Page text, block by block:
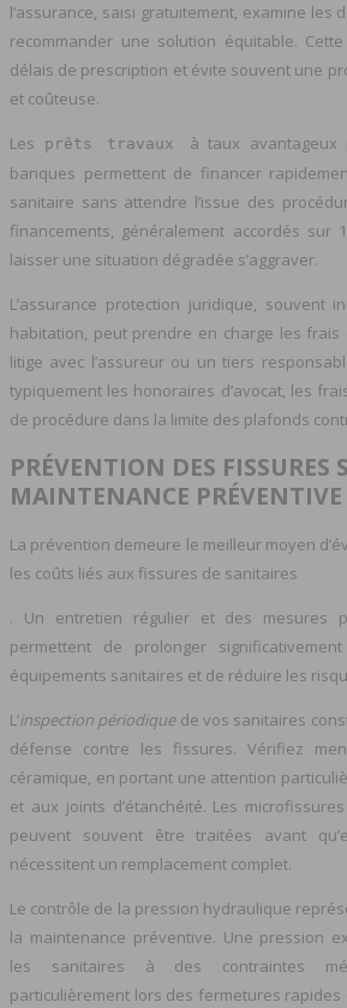
l’assurance, saisi gratuitement, examine les
recommander une solution équitable.
délais de prescription et évite souvent une
et coûteuse.
Les prêts travaux à taux avantageux
banques permettent de financer
sanitaire sans attendre l’issue des
financements, généralement accordés sur
laisser une situation dégradée s’aggraver.
L’assurance protection juridique, souvent
habitation, peut prendre en charge les
litige avec l’assureur ou un tiers
typiquement les honoraires d’avocat, les
de procédure dans la limite des plafonds
PRÉVENTION DES FISSURES
MAINTENANCE PRÉVENTIVE
La prévention demeure le meilleur moyen
les coûts liés aux fissures de sanitaires
. Un entretien régulier et des mesures
permettent de prolonger
équipements sanitaires et de réduire les
L’inspection périodiquede vos sanitaires
défense contre les fissures. Vérifiez
céramique, en portant une attention
et aux joints d’étanchéité. Les
peuvent souvent être traitées avant
nécessitent un remplacement complet.
Le contrôle de la pression hydraulique
la maintenance préventive. Une pression
les sanitaires à des contraintes
particulièrement lors des fermetures rapides